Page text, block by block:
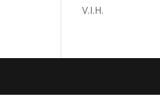
V.I.H.